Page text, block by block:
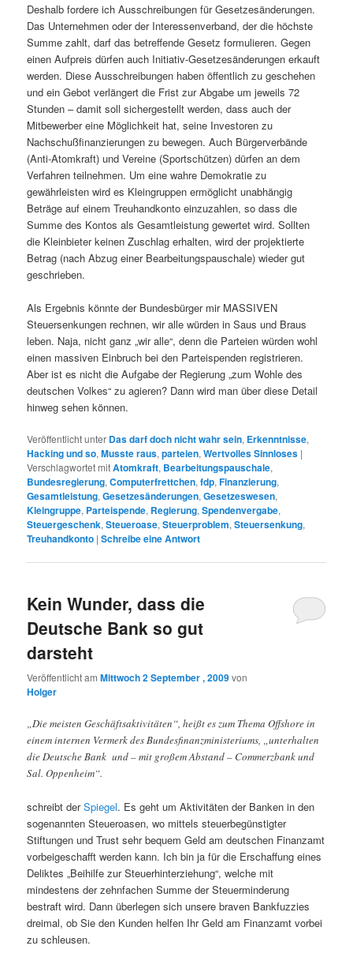
Deshalb fordere ich Ausschreibungen für Gesetzesänderungen.
Das Unternehmen oder der Interessenverband, der die höchste
Summe zahlt, darf das betreffende Gesetz formulieren. Gegen
einen Aufpreis dürfen auch Initiativ-Gesetzesänderungen erkauft
werden. Diese Ausschreibungen haben öffentlich zu geschehen
und ein Gebot verlängert die Frist zur Abgabe um jeweils 72
Stunden – damit soll sichergestellt werden, dass auch der
Mitbewerber eine Möglichkeit hat, seine Investoren zu
Nachschußfinanzierungen zu bewegen. Auch Bürgerverbände
(Anti-Atomkraft) und Vereine (Sportschützen) dürfen an dem
Verfahren teilnehmen. Um eine wahre Demokratie zu
gewährleisten wird es Kleingruppen ermöglicht unabhängig
Beträge auf einem Treuhandkonto einzuzahlen, so dass die
Summe des Kontos als Gesamtleistung gewertet wird. Sollten
die Kleinbieter keinen Zuschlag erhalten, wird der projektierte
Betrag (nach Abzug einer Bearbeitungspauschale) wieder gut
geschrieben.
Als Ergebnis könnte der Bundesbürger mir MASSIVEN
Steuersenkungen rechnen, wir alle würden in Saus und Braus
leben. Naja, nicht ganz „wir alle“, denn die Parteien würden wohl
einen massiven Einbruch bei den Parteispenden registrieren.
Aber ist es nicht die Aufgabe der Regierung „zum Wohle des
deutschen Volkes“ zu agieren? Dann wird man über diese Detail
hinweg sehen können.
Veröffentlicht unter Das darf doch nicht wahr sein, Erkenntnisse,
Hacking und so,Musste raus,parteien,Wertvolles Sinnloses |
Verschlagwortet mitAtomkraft, Bearbeitungspauschale,
Bundesregierung,Computerfrettchen,fdp,Finanzierung,
Gesamtleistung,Gesetzesänderungen,Gesetzeswesen,
Kleingruppe, Parteispende, Regierung,Spendenvergabe,
Steuergeschenk,Steueroase,Steuerproblem,Steuersenkung,
Treuhandkonto |Schreibe eine Antwort
Kein Wunder, dass die
Deutsche Bank so gut
darsteht
Veröffentlicht amMittwoch 2 September , 2009von
Holger
„Die meisten Geschäftsaktivitäten“, heißt es zum Thema Offshore in
einem internen Vermerk des Bundesfinanzministeriums, „unterhalten
die Deutsche Bank und – mit großem Abstand – Commerzbank und
Sal. Oppenheim“.
schreibt derSpiegel. Es geht um Aktivitäten der Banken in den
sogenannten Steueroasen, wo mittels steuerbegünstigter
Stiftungen und Trust sehr bequem Geld am deutschen Finanzamt
vorbeigeschafft werden kann. Ich bin ja für die Erschaffung eines
Deliktes „Beihilfe zur Steuerhinterziehung“, welche mit
mindestens der zehnfachen Summe der Steuerminderung
bestraft wird. Dann überlegen sich unsere braven Bankfuzzies
dreimal, ob Sie den Kunden helfen Ihr Geld am Finanzamt vorbei
zu schleusen.